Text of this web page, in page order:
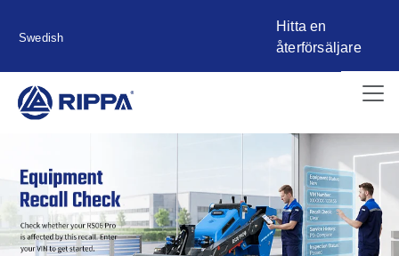
Swedish
Hitta en
återförsäljare